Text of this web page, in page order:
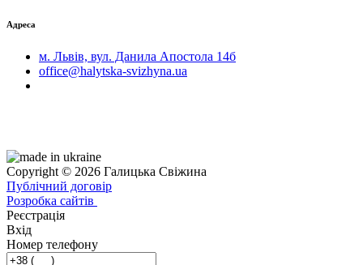
Адреса
м. Львів, вул. Данила Апостола 14б
office@halytska-svizhyna.ua
Copyright © 2026 Галицька Свіжина
Публічний договір
Розробка сайтів
Реєстрація
Вхід
Номер телефону